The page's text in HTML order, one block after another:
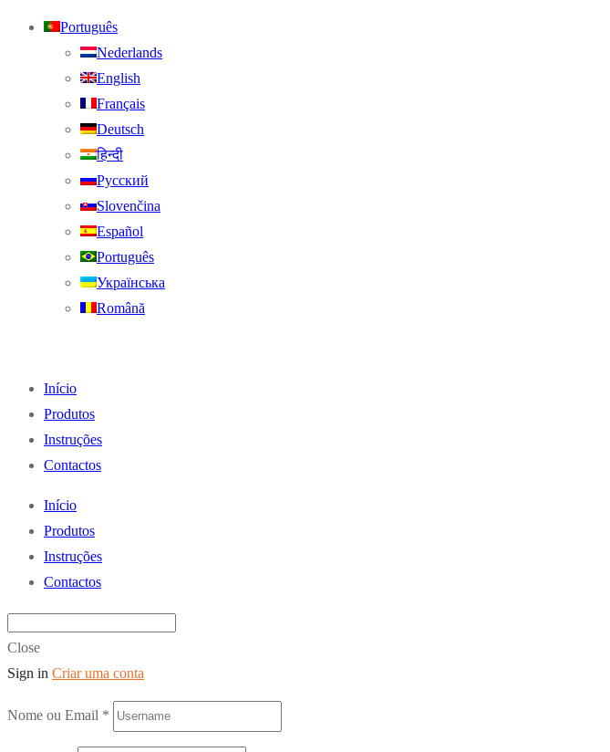
Português
Nederlands
English
Français
Deutsch
हिन्दी
Русский
Slovenčina
Español
Português
Українська
Română
Início
Produtos
Instruções
Contactos
Início
Produtos
Instruções
Contactos
Close
Sign in Criar uma conta
Nome ou Email *